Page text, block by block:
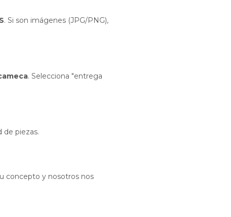
. Si son imágenes (JPG/PNG),
. Selecciona "entrega
de piezas.
concepto y nosotros nos